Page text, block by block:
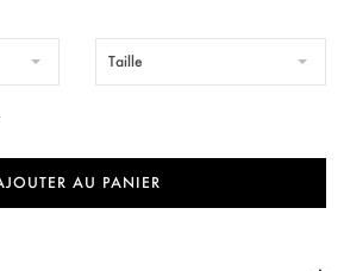
Taille
AU PANIER